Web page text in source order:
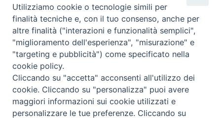
Scrivici
Copyright © 2019 - Tutti i diritti riservati - Vita
Trentina Editrice
Privacy Policy
Utilizziamo cookie o tecnologie simili per
finalità tecniche e, con il tuo consenso, anche per
altre finalità ("interazioni e funzionalità semplici",
"miglioramento dell'esperienza", "misurazione" e
"targeting e pubblicità") come specificato nella
cookie policy.
Cliccando su "accetta" acconsenti all'utilizzo dei
cookie. Cliccando su "personalizza" puoi avere
maggiori informazioni sui cookie utilizzati e
personalizzare le tue preferenze. Cliccando su